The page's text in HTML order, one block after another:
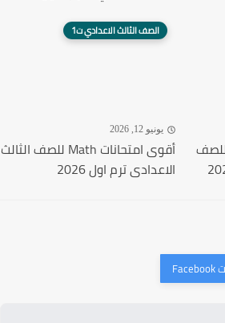
الصف الثالث الاعدادي ت1
يونيو 12, 2026
أقوى امتحانات Math للصف الثالث
الاعدادى ترم اول 2026